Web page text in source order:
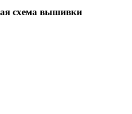
схема вышивки